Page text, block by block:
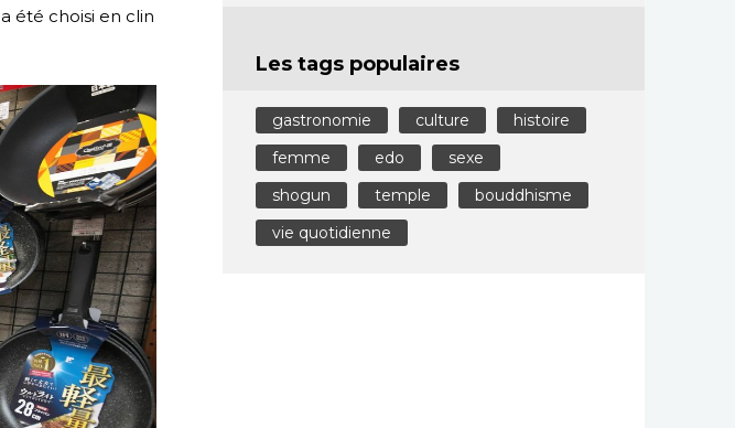
été choisi en clin
Les tags populaires
gastronomie culture
histoire
femme
edo
sexe
shogun
temple
bouddhisme
vie quotidienne